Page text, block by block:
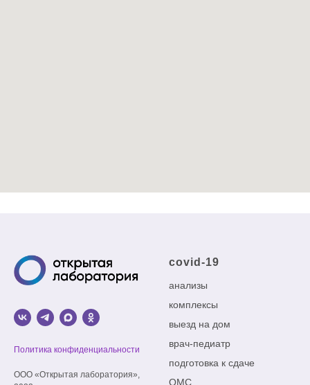
Политика конфиденциальности
ООО «Открытая лаборатория»,
covid-19
анализы
комплексы
выезд на дом
врач-педиатр
подготовка к сдаче
ОМС